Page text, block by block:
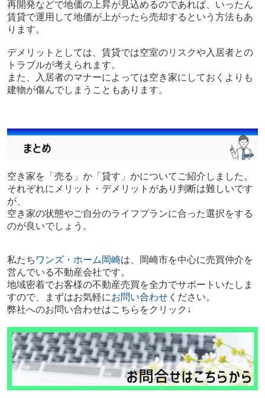
再開発などで地価の上昇が見込めるのであれば、いったん
賃貸で運用して地価が上がったら売却するという方法もあ
ります。
デメリットとしては、賃貸では空室のリスクや入居者との
トラブルが考えられます。
また、入居者のマナーによっては空き家にしておくよりも
建物が傷んでしまうこともあります。
空き家を「売る」か「貸す」かについてご紹介しました。
それぞれにメリット・デメリットがあり判断は難しいです
が、
空き家の状態やご自分のライフプランに合った選択をする
のが良いでしょう。
私たち ワンズ・ホーム岡崎は、岡崎市を中心に売買仲介を
営んでいる不動産会社です。
地域密着でお客様の不動産売買を全力でサポートいたしま
すので、まずはお気軽にお問い合わせください。
弊社へのお問い合わせはこちらをクリック↓